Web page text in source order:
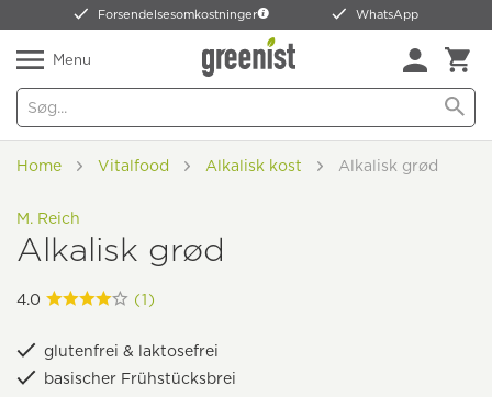
Forsendelsesomkostninger WhatsApp
Menu
Home Vitalfood Alkalisk kost Alkalisk grød
M. Reich
Alkalisk grød
4.0 (1)
glutenfrei & laktosefrei
basischer Frühstücksbrei